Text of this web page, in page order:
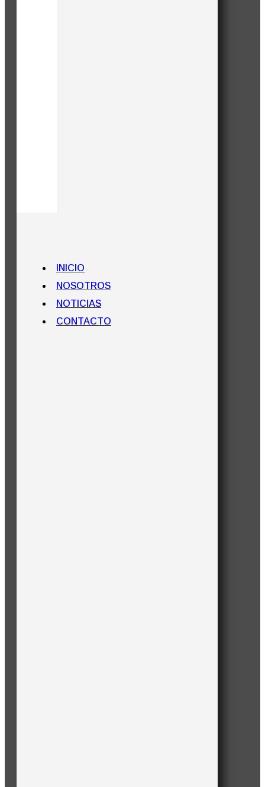
INICIO
NOSOTROS
NOTICIAS
CONTACTO